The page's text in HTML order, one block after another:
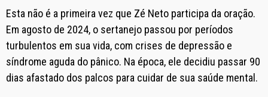
Esta não é a primeira vez que Zé Neto participa da oração.
Em agosto de 2024, o sertanejo passou por períodos
turbulentos em sua vida, com crises de depressão e
síndrome aguda do pânico. Na época, ele decidiu passar 90
dias afastado dos palcos para cuidar de sua saúde mental.